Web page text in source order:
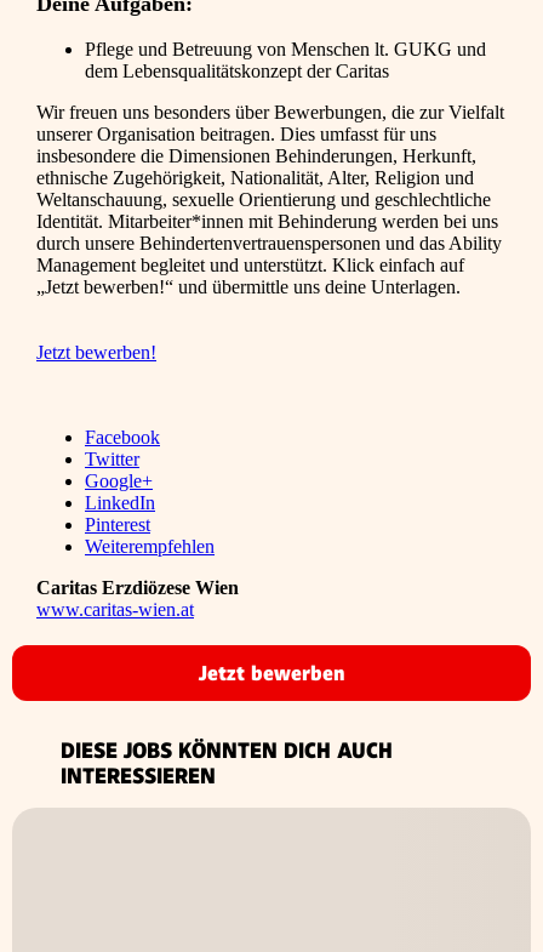
Pflege und Betreuung von Menschen lt. GUKG und
dem Lebensqualitätskonzept der Caritas
Wir freuen uns besonders über Bewerbungen, die zur Vielfalt
unserer Organisation beitragen. Dies umfasst für uns
insbesondere die Dimensionen Behinderungen, Herkunft,
ethnische Zugehörigkeit, Nationalität, Alter, Religion und
Weltanschauung, sexuelle Orientierung und geschlechtliche
Identität. Mitarbeiter*innen mit Behinderung werden bei uns
durch unsere Behindertenvertrauenspersonen und das Ability
Management begleitet und unterstützt. Klick einfach auf
„Jetzt bewerben!“ und übermittle uns deine Unterlagen.
Jetzt bewerben!
Facebook
Twitter
Google+
LinkedIn
Pinterest
Weiterempfehlen
Caritas Erzdiözese Wien
www.caritas-wien.at
Jetzt bewerben
DIESE JOBS KÖNNTEN DICH AUCH
INTERESSIEREN